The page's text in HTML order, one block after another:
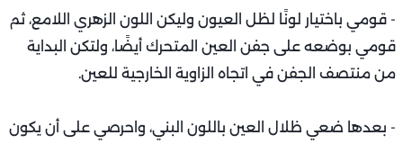
- قومي باختيار لونًا لظل العيون وليكن اللون الزهري اللامع، ثم
قومي بوضعه على جفن العين المتحرك أيضًا، ولتكن البداية
من منتصف الجفن في اتجاه الزاوية الخارجية للعين.
- بعدها ضعي ظلال العين باللون البني، واحرصي على أن يكون